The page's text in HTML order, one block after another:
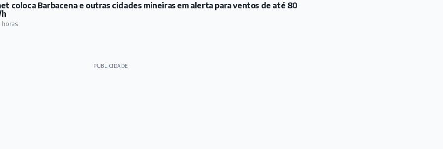
coloca Barbacena e outras cidades mineiras em alerta para ventos de até 80
horas
PUBLICIDADE